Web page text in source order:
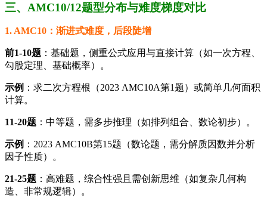
三、AMC10/12题型分布与难度梯度对比​
​1. AMC10：渐进式难度，后段陡增​
​前1-10题​ ​：基础题，侧重公式应用与直接计算（如一次方程、
勾股定理、基础概率）。
​示例​ ​：求二次方程根（2023 AMC10A第1题）或简单几何面积
计算。
​11-20题​ ​：中等题，需多步推理（如排列组合、数论初步）。
​示例​ ​：2023 AMC10B第15题（数论题，需分解质因数并分析
因子性质）。
​21-25题​ ​：高难题，综合性强且需创新思维（如复杂几何构
造、非常规逻辑）。